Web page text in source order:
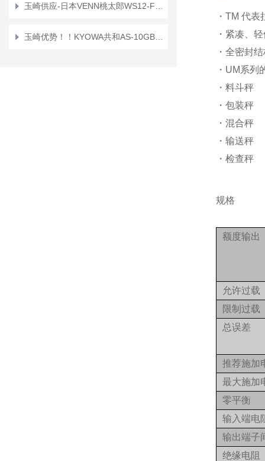
・TM 代
・紧凑、
・全密封
・UM系列
・料斗秤
・包装秤
・混合秤
・输送秤
・检查秤
规格
额度输出
允许过载
限制过载
总误差
推荐施加
最大施加
零平衡
输入端电
输出端子
绝缘电阻